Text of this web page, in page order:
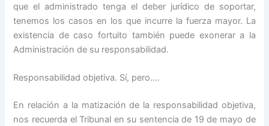
que el administrado tenga el deber jurídico de soportar,
tenemos los casos en los que incurre la fuerza mayor. La
existencia de caso fortuito también puede exonerar a la
Administración de su responsabilidad.
Responsabilidad objetiva. Sí, pero….
En relación a la matización de la responsabilidad objetiva,
nos recuerda el Tribunal en su sentencia de 19 de mayo de